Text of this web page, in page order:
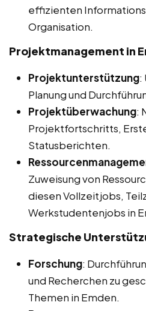
effizienten
Organisation.
Projektmanagement in
Projektunterstützung:
Planung und
Projektüberwachung:
Projektfortschritts,
Statusberichten.
Zuweisung von
diesen Vollzeitjobs,
Werkstudentenjobs in
Strategische
Forschung:
und Recherchen zu
Themen in Emden.